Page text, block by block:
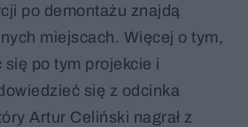
po demontażu znajdą
miejscach. Więcej o tym,
po tym projekcie i
się z odcinka
Artur Celiński nagrał z